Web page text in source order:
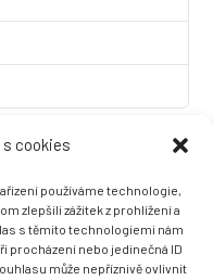
cookies
používáme technologie,
zlepšili zážitek z prohlížení a
s těmito technologiemi nám
procházení nebo jedinečná ID
může nepříznivě ovlivnit
škola a mateřská škola